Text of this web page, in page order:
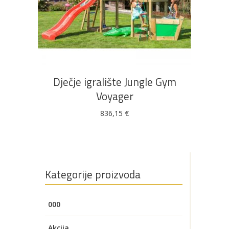
Bijela
tehnika
Metalna
galanterija
Elektromaterijal
Vijčana
roba
Okovi
za
namještaj
Bicikli
DODAJ U KOŠARICU
Dječje igralište Jungle Gym
Voyager
836,15 €
Kategorije proizvoda
000